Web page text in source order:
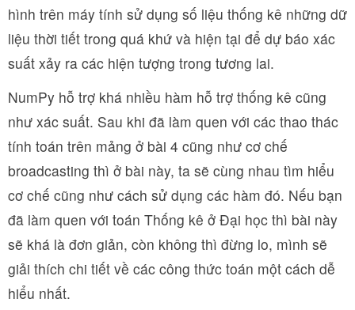
hình trên máy tính sử dụng số liệu thống kê những dữ
liệu thời tiết trong quá khứ và hiện tại để dự báo xác
suất xảy ra các hiện tượng trong tương lai.
NumPy hỗ trợ khá nhiều hàm hỗ trợ thống kê cũng
như xác suất. Sau khi đã làm quen với các thao thác
tính toán trên mảng ở bài 4 cũng như cơ chế
broadcasting thì ở bài này, ta sẽ cùng nhau tìm hiểu
cơ chế cũng như cách sử dụng các hàm đó. Nếu bạn
đã làm quen với toán Thống kê ở Đại học thì bài này
sẽ khá là đơn giản, còn không thì đừng lo, mình sẽ
giải thích chi tiết về các công thức toán một cách dễ
hiểu nhất.